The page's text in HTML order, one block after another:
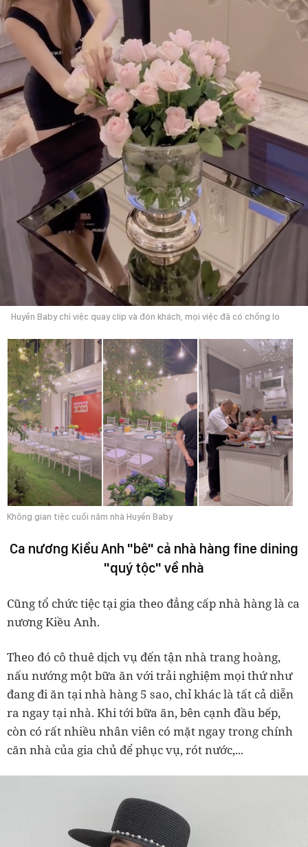
Huyền Baby chỉ việc quay clip và đón khách, mọi việc đã có chồng lo
Không gian tiệc cuối năm nhà Huyền Baby
Ca nương Kiều Anh "bê" cả nhà hàng fine dining
"quý tộc" về nhà
Cũng tổ chức tiệc tại gia theo đẳng cấp nhà hàng là ca
nương Kiều Anh.
Theo đó cô thuê dịch vụ đến tận nhà trang hoàng,
nấu nướng một bữa ăn với trải nghiệm mọi thứ như
đang đi ăn tại nhà hàng 5 sao, chỉ khác là tất cả diễn
ra ngay tại nhà. Khi tới bữa ăn, bên cạnh đầu bếp,
còn có rất nhiều nhân viên có mặt ngay trong chính
căn nhà của gia chủ để phục vụ, rót nước,...